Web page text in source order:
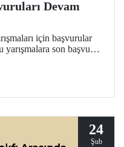
Devam
için başvurular
yarışmalara son başvuru
düzenlenen
24
Şub